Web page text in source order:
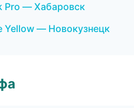
Pro — Хабаровск
Yellow — Новокузнецк